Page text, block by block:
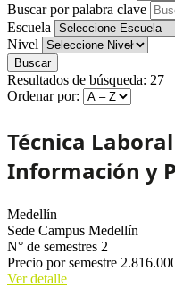
Buscar por palabra clave
Escuela
Nivel
Buscar
Resultados de búsqueda: 27
Ordenar por:
Técnica
Información y
Medellín
Sede Campus Medellín
N° de semestres 2
Precio por semestre
Ver detalle